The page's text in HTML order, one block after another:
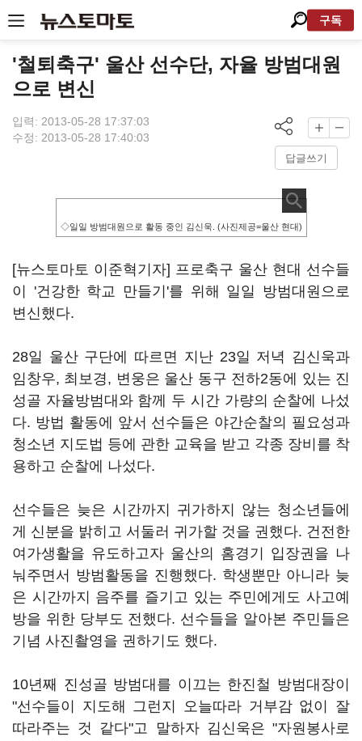
구독
'철퇴축구' 울산 선수단, 자율 방범대원
으로 변신
입력: 2013-05-28 17:37:03
수정: 2013-05-28 17:40:03
답글쓰기
◇일일 방범대원으로 활동 중인 김신욱. (사진제공=울산 현대)
[뉴스토마토 이준혁기자] 프로축구 울산 현대 선수들
이 '건강한 학교 만들기'를 위해 일일 방범대원으로
변신했다.
28일 울산 구단에 따르면 지난 23일 저녁 김신욱과
임창우, 최보경, 변웅은 울산 동구 전하2동에 있는 진
성골 자율방범대와 함께 두 시간 가량의 순찰에 나섰
다. 방법 활동에 앞서 선수들은 야간순찰의 필요성과
청소년 지도법 등에 관한 교육을 받고 각종 장비를 착
용하고 순찰에 나섰다.
선수들은 늦은 시간까지 귀가하지 않는 청소년들에
게 신분을 밝히고 서둘러 귀가할 것을 권했다. 건전한
여가생활을 유도하고자 울산의 홈경기 입장권을 나
눠주면서 방범활동을 진행했다. 학생뿐만 아니라 늦
은 시간까지 음주를 즐기고 있는 주민에게도 사고예
방을 위한 당부도 전했다. 선수들을 알아본 주민들은
기념 사진촬영을 권하기도 했다.
10년째 진성골 방범대를 이끄는 한진철 방범대장이
"선수들이 지도해 그런지 오늘따라 거부감 없이 잘
따라주는 것 같다"고 말하자 김신욱은 "자원봉사로